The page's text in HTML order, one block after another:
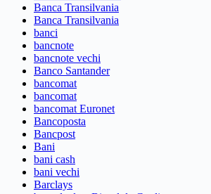
Banca Transilvania
Banca Transilvania
banci
bancnote
bancnote vechi
Banco Santander
bancomat
bancomat
bancomat Euronet
Bancoposta
Bancpost
Bani
bani cash
bani vechi
Barclays